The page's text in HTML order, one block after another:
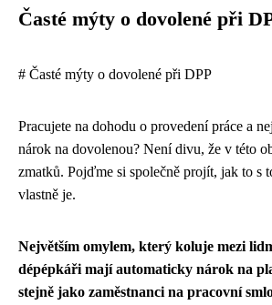
Časté mýty o dovolené při
# Časté mýty o dovolené při DPP
Pracujete na dohodu o provedení práce a
nárok na dovolenou? Není divu, že v této
zmatků. Pojďme si společně projít, jak to s
vlastně je.
Největším omylem, který koluje mezi
dépépkáři mají automaticky nárok na
stejně jako zaměstnanci na pracovní